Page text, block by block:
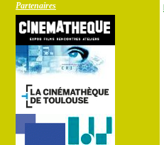
Partenaires